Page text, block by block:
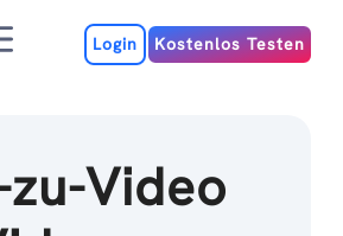
MenuLogin Kostenlos Testen
Video